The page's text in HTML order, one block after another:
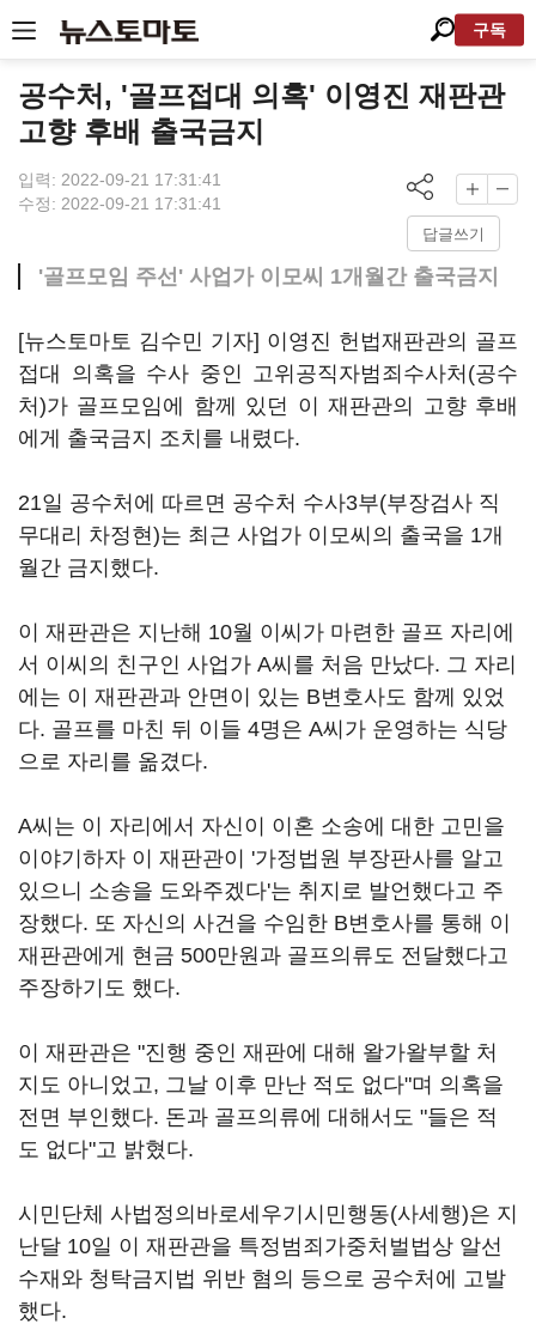
구독
공수처, '골프접대 의혹' 이영진 재판관
고향 후배 출국금지
입력: 2022-09-21 17:31:41
수정: 2022-09-21 17:31:41
답글쓰기
'골프모임 주선' 사업가 이모씨 1개월간 출국금지
[뉴스토마토 김수민 기자] 이영진 헌법재판관의 골프
접대 의혹을 수사 중인 고위공직자범죄수사처(공수
처)가 골프모임에 함께 있던 이 재판관의 고향 후배
에게 출국금지 조치를 내렸다.
21일 공수처에 따르면 공수처 수사3부(부장검사 직
무대리 차정현)는 최근 사업가 이모씨의 출국을 1개
월간 금지했다.
이 재판관은 지난해 10월 이씨가 마련한 골프 자리에
서 이씨의 친구인 사업가 A씨를 처음 만났다. 그 자리
에는 이 재판관과 안면이 있는 B변호사도 함께 있었
다. 골프를 마친 뒤 이들 4명은 A씨가 운영하는 식당
으로 자리를 옮겼다.
A씨는 이 자리에서 자신이 이혼 소송에 대한 고민을
이야기하자 이 재판관이 '가정법원 부장판사를 알고
있으니 소송을 도와주겠다'는 취지로 발언했다고 주
장했다. 또 자신의 사건을 수임한 B변호사를 통해 이
재판관에게 현금 500만원과 골프의류도 전달했다고
주장하기도 했다.
이 재판관은 "진행 중인 재판에 대해 왈가왈부할 처
지도 아니었고, 그날 이후 만난 적도 없다"며 의혹을
전면 부인했다. 돈과 골프의류에 대해서도 "들은 적
도 없다"고 밝혔다.
시민단체 사법정의바로세우기시민행동(사세행)은 지
난달 10일 이 재판관을 특정범죄가중처벌법상 알선
수재와 청탁금지법 위반 혐의 등으로 공수처에 고발
했다.